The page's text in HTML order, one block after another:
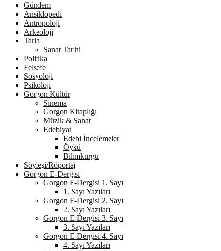
Gündem
Ansiklopedi
Antropoloji
Arkeoloji
Tarih
Sanat Tarihi
Politika
Felsefe
Sosyoloji
Psikoloji
Gorgon Kültür
Sinema
Gorgon Kitaplığı
Müzik & Sanat
Edebiyat
Edebi İncelemeler
Öykü
Bilimkurgu
Söyleşi/Röportaj
Gorgon E-Dergisi
Gorgon E-Dergisi 1. Sayı
1. Sayı Yazıları
Gorgon E-Dergisi 2. Sayı
2. Sayı Yazıları
Gorgon E-Dergisi 3. Sayı
3. Sayı Yazıları
Gorgon E-Dergisi 4. Sayı
4. Sayı Yazıları